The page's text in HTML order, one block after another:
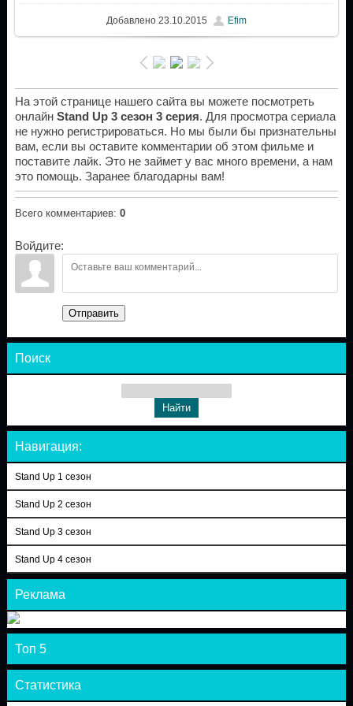
Добавлено23.10.2015 Efim
На этой странице нашего сайта вы можете посмотреть
онлайн Stand Up 3 сезон 3 серия. Для просмотра сериала
не нужно регистрироваться. Но мы были бы признательны
вам, если вы оставите комментарии об этом фильме и
поставите лайк. Это не займет у вас много времени, а нам
это помощь. Заранее благодарны вам!
Всего комментариев: 0
Войдите:
Отправить
Поиск
Навигация:
Stand Up 1 сезон
Stand Up 2 сезон
Stand Up 3 сезон
Stand Up 4 сезон
Реклама
Топ 5
Статистика